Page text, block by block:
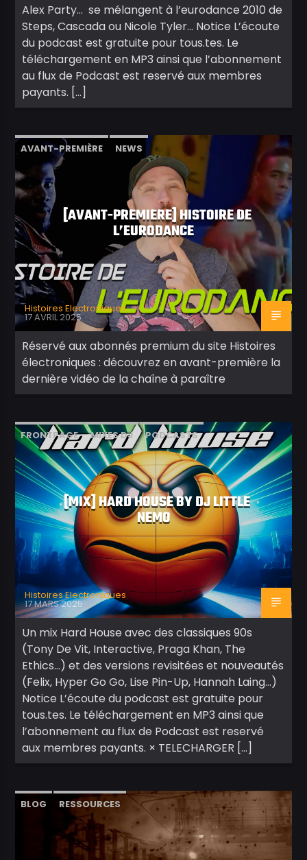
Alex Party… se mélangent à l’eurodance 2010 de
Steps, Cascada ou Nicole Tyler… Notice L’écoute
du podcast est gratuite pour tous.tes. Le
téléchargement en MP3 ainsi que l’abonnement
au flux de Podcast est reservé aux membres
payants. […]
AVANT-PREMIÈRE NEWS
[AVANT-PREMIERE] HISTOIRE DE
L’EURODANCE
Histoires Electroniques
17 AVRIL 2025
Réservé aux abonnés premium du site Histoires
électroniques : découvrez en avant-première la
dernière vidéo de la chaîne à paraître
FRONTPAGE MIXES DJ PODCASTS
[MIX] HARD HOUSE BY DJ LITTLE
NEMO
Histoires Electroniques
17 MARS 2025
Un mix Hard House avec des classiques 90s
(Tony De Vit, Interactive, Praga Khan, The
Ethics…) et des versions revisitées et nouveautés
(Felix, Hyper Go Go, Lise Pin-Up, Hannah Laing…)
Notice L’écoute du podcast est gratuite pour
tous.tes. Le téléchargement en MP3 ainsi que
l’abonnement au flux de Podcast est reservé
aux membres payants. × TELECHARGER […]
BLOG RESSOURCES